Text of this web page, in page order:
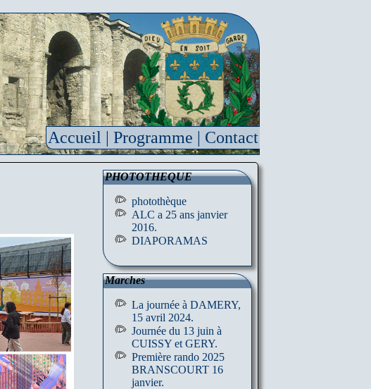
Accueil | Programme | Contact
PHOTOTHEQUE
photothèque
ALC a 25 ans janvier
2016.
DIAPORAMAS
Marches
La journée à DAMERY,
15 avril 2024.
Journée du 13 juin à
CUISSY et GERY.
Première rando 2025
BRANSCOURT 16
janvier.